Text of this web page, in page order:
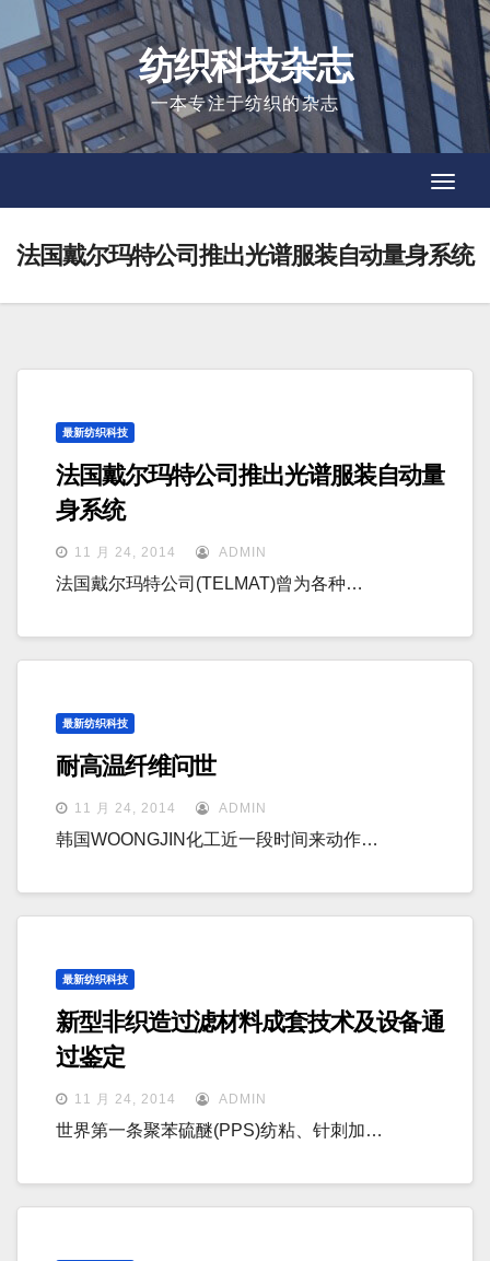
to
content
纺织科技杂志
一本专注于纺织的杂志
法国戴尔玛特公司推出光谱服装自动量身系统
最新纺织科技
法国戴尔玛特公司推出光谱服装自动量
身系统
11 月 24, 2014 ADMIN
法国戴尔玛特公司(TELMAT)曾为各种…
最新纺织科技
耐高温纤维问世
11 月 24, 2014 ADMIN
韩国WOONGJIN化工近一段时间来动作…
最新纺织科技
新型非织造过滤材料成套技术及设备通
过鉴定
11 月 24, 2014 ADMIN
世界第一条聚苯硫醚(PPS)纺粘、针刺加…